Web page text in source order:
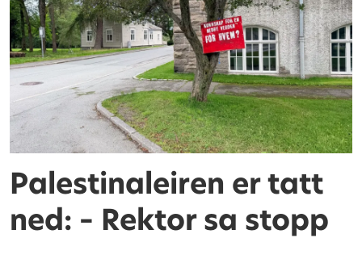
Palestinaleiren er tatt
ned: – Rektor sa stopp